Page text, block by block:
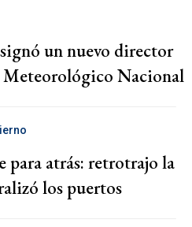
un nuevo director
Meteorológico Nacional
para atrás: retrotrajo la
los puertos